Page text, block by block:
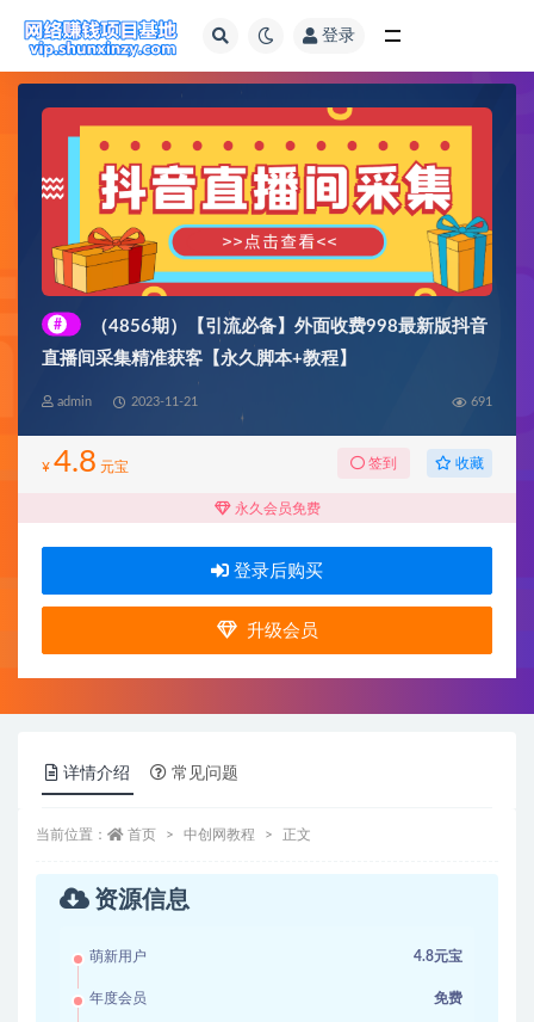
登录
#
（4856期）【引流必备】外面收费998最新版抖音
直播间采集精准获客【永久脚本+教程】
admin 2023-11-21 691
¥ 4.8 元宝 签到 收藏
永久会员免费
登录后购买
升级会员
详情介绍 常见问题
当前位置： 首页 中创网教程 正文
资源信息
萌新用户 4.8元宝
年度会员 免费